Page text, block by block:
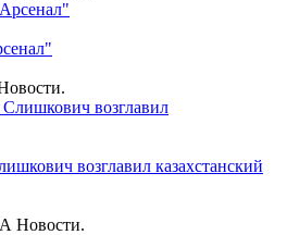
возглавил казахстанский
Новости.